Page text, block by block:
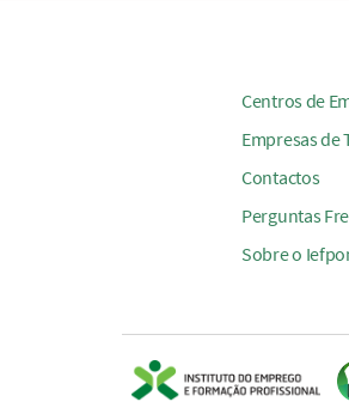
Centros de
Empresas
Contactos
Perguntas
Sobre o